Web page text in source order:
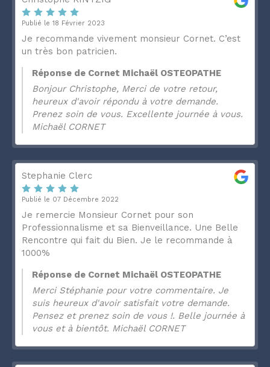
Publié le 18 Février 2023
Je recommande vivement monsieur Cornet. C’est
un très bon patricien.
Réponse de Cornet Michaël OSTEOPATHE
Bonjour Christophe, Merci de votre retour,
heureux d'avoir répondu à votre demande.
Prenez soin de vous. Excellente journée à vous.
Michaël CORNET
Stephanie Clerc
Publié le 07 Décembre 2022
Je remercie Monsieur Cornet pour son
Professionnalisme et sa Bienveillance. Une Belle
Rencontre qui fait du Bien. Je le recommande à
1000%
Réponse de Cornet Michaël OSTEOPATHE
Merci Stéphanie pour votre commentaire. Je
suis heureux d'avoir satisfait votre demande.
Pensez et prenez soin de vous !. Belle journée à
vous et à bientôt. Michaël CORNET